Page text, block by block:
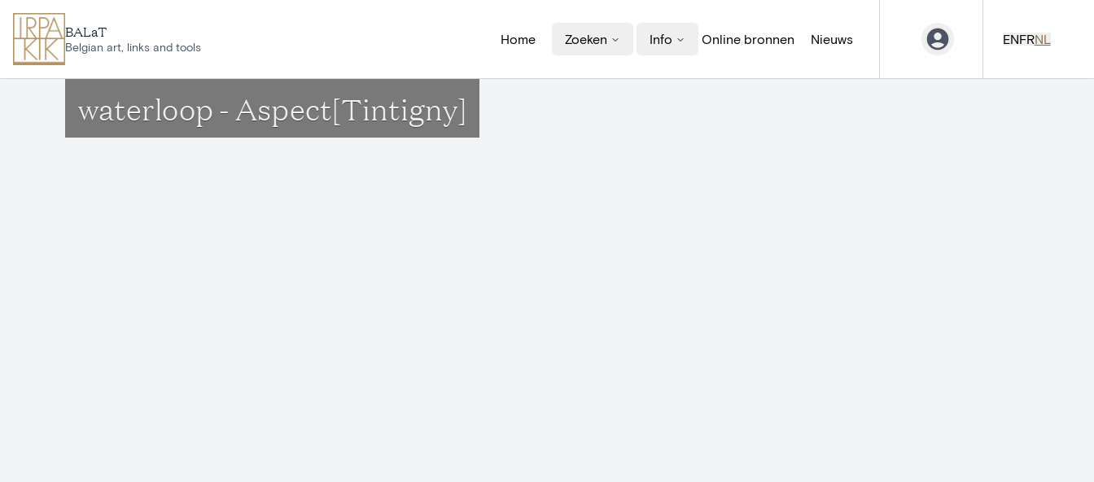
BALaT
Belgian art, links and tools
Home Zoeken Info Online bronnen Nieuws ENFRNL
waterloop - Aspect[Tintigny]